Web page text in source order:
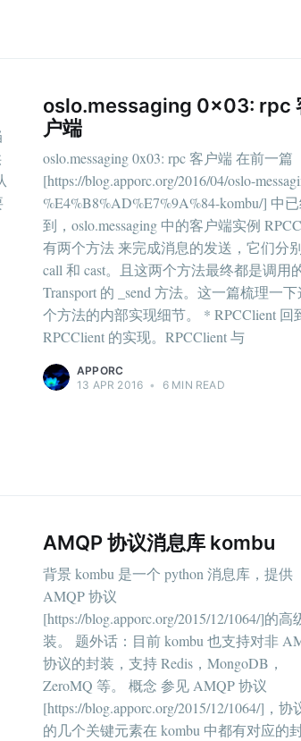
oslo.messaging 0x03: rpc
户端
oslo.messaging 0x03: rpc 客户端 在前一篇
[https://blog.apporc.org/2016/04/oslo-
%E4%B8%AD%E7%9A%84-kombu/] 中
到，oslo.messaging 中的客户端实例
有两个方法 来完成消息的发送，它们分
call 和 cast。且这两个方法最终都是调用
Transport 的 _send 方法。这一篇梳理一
个方法的内部实现细节。 * RPCClient 回
RPCClient 的实现。RPCClient 与
APPORC
13 APR 2016 • 6 MIN READ
AMQP 协议消息库 kombu
背景 kombu 是一个 python 消息库，提供
AMQP 协议
[https://blog.apporc.org/2015/12/1064/]的高
装。 题外话：目前 kombu 也支持对非
协议的封装，支持 Redis，MongoDB，
ZeroMQ 等。 概念 参见 AMQP 协议
[https://blog.apporc.org/2015/12/1064/]，协
的几个关键元素在 kombu 中都有对应的
blog
delivered
Subscribe